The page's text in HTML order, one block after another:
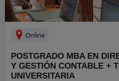
Online
POSTGRADO MBA EN
Y GESTIÓN CONTABLE +
UNIVERSITARIA